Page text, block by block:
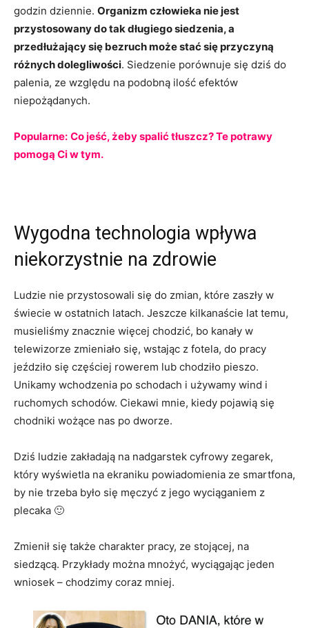
godzin dziennie. Organizm człowieka nie jest
przystosowany do tak długiego siedzenia, a
przedłużający się bezruch może stać się przyczyną
różnych dolegliwości. Siedzenie porównuje się dziś do
palenia, ze względu na podobną ilość efektów
niepożądanych.
Popularne: Co jeść, żeby spalić tłuszcz? Te potrawy
pomogą Ci w tym.
Wygodna technologia wpływa
niekorzystnie na zdrowie
Ludzie nie przystosowali się do zmian, które zaszły w
świecie w ostatnich latach. Jeszcze kilkanaście lat temu,
musieliśmy znacznie więcej chodzić, bo kanały w
telewizorze zmieniało się, wstając z fotela, do pracy
jeździło się częściej rowerem lub chodziło pieszo.
Unikamy wchodzenia po schodach i używamy wind i
ruchomych schodów. Ciekawi mnie, kiedy pojawią się
chodniki wożące nas po dworze.
Dziś ludzie zakładają na nadgarstek cyfrowy zegarek,
który wyświetla na ekraniku powiadomienia ze smartfona,
by nie trzeba było się męczyć z jego wyciąganiem z
plecaka 🙂
Zmienił się także charakter pracy, ze stojącej, na
siedzącą. Przykłady można mnożyć, wyciągając jeden
wniosek – chodzimy coraz mniej.